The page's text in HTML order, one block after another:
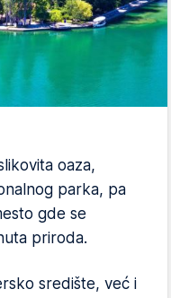
oaza,
parka, pa
gde se
priroda.
središte, već i